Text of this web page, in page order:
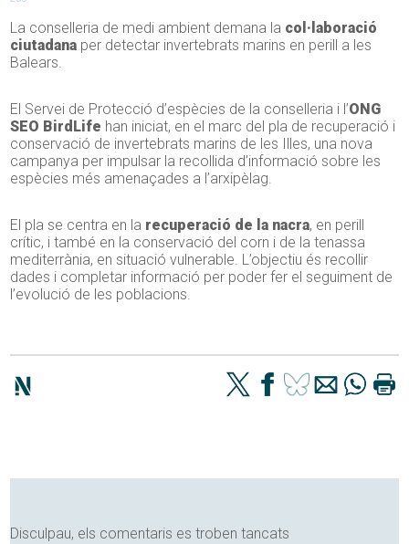
La conselleria de medi ambient demana la col·laboració
ciutadana per detectar invertebrats marins en perill a les
Balears.
El Servei de Protecció d’espècies de la conselleria i l’ONG
SEO BirdLife han iniciat, en el marc del pla de recuperació i
conservació de invertebrats marins de les Illes, una nova
campanya per impulsar la recollida d’informació sobre les
espècies més amenaçades a l’arxipèlag.
El pla se centra en la recuperació de la nacra, en perill
crític, i també en la conservació del corn i de la tenassa
mediterrània, en situació vulnerable. L’objectiu és recollir
dades i completar informació per poder fer el seguiment de
l’evolució de les poblacions.
Disculpau, els comentaris es troben tancats